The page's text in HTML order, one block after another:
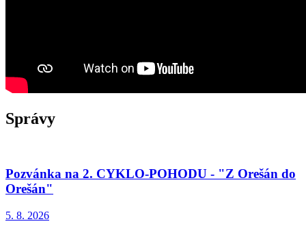
Správy
Pozvánka na 2. CYKLO-POHODU - "Z Orešán do
Orešán"
5. 8. 2026